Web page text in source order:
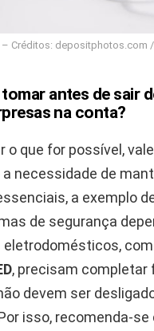
– Créditos: depositphotos.com
antes de sair
na conta?
o que for possível,
necessidade de
a exemplo
de segurança
eletrodomésticos,
, precisam completar
devem ser
isso, recomenda-